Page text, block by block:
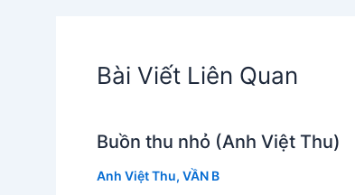
Bài Viết Liên Quan
Buồn thu nhỏ (Anh Việt Thu)
Anh Việt Thu, VẦN B